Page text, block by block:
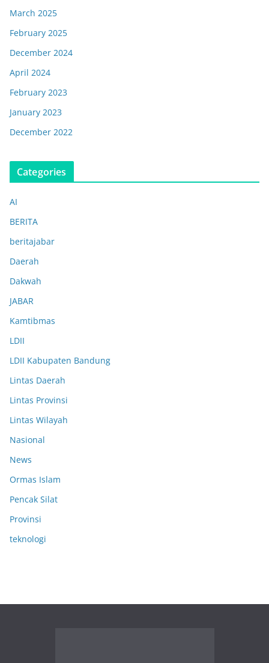
March 2025
February 2025
December 2024
April 2024
February 2023
January 2023
December 2022
Categories
AI
BERITA
beritajabar
Daerah
Dakwah
JABAR
Kamtibmas
LDII
LDII Kabupaten Bandung
Lintas Daerah
Lintas Provinsi
Lintas Wilayah
Nasional
News
Ormas Islam
Pencak Silat
Provinsi
teknologi